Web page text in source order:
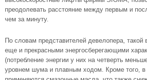
преодолевать расстояние между первым и
чем за минуту.
По словам представителей девелопера, такой
еще и прекрасными энергосберегающими
(потребление энергии у них на четверть
уровнем шума и плавным ходом. Кроме того, в